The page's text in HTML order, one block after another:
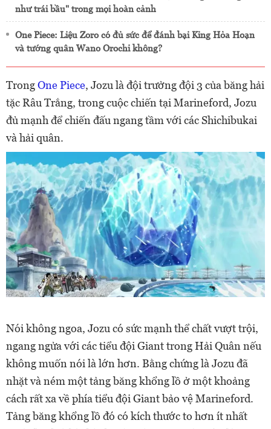
như trái bầu" trong mọi hoàn cảnh
One Piece: Liệu Zoro có đủ sức để đánh bại King Hỏa Hoạn
và tướng quân Wano Orochi không?
TrongOne Piece, Jozu là đội trưởng đội 3 của băng hải
tặc Râu Trắng, trong cuộc chiến tại Marineford, Jozu
đủ mạnh để chiến đấu ngang tầm với các Shichibukai
và hải quân.
Nói không ngoa, Jozu có sức mạnh thể chất vượt trội,
ngang ngửa với các tiểu đội Giant trong Hải Quân nếu
không muốn nói là lớn hơn. Bằng chứng là Jozu đã
nhặt và ném một tảng băng khổng lồ ở một khoảng
cách rất xa về phía tiểu đội Giant bảo vệ Marineford.
Tảng băng khổng lồ đó có kích thước to hơn ít nhất